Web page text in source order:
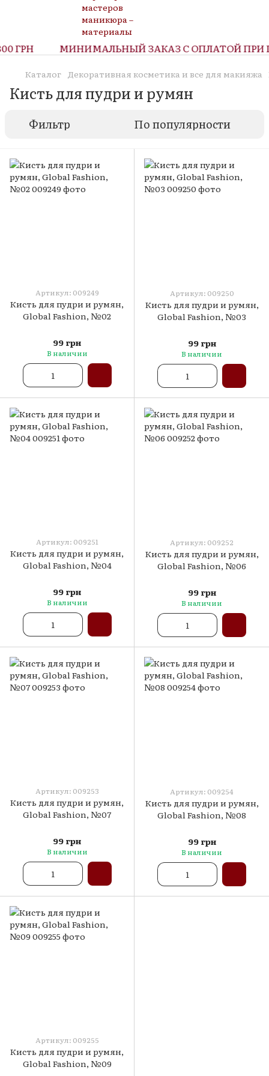
ГРН МИНИМАЛЬНЫЙ ЗАКАЗ С ОПЛАТОЙ ПРИ
Каталог Декоративная косметика и все для макияжа
Кисть для пудри и румян
Фильтр По популярности
Артикул: 009249
Кисть для пудри и румян,
Global Fashion, №02
99 грн
В наличии
Артикул: 009250
Кисть для пудри и румян,
Global Fashion, №03
99 грн
В наличии
Артикул: 009251
Кисть для пудри и румян,
Global Fashion, №04
99 грн
В наличии
Артикул: 009252
Кисть для пудри и румян,
Global Fashion, №06
99 грн
В наличии
Артикул: 009253
Кисть для пудри и румян,
Global Fashion, №07
99 грн
В наличии
Артикул: 009254
Кисть для пудри и румян,
Global Fashion, №08
99 грн
В наличии
Артикул: 009255
Кисть для пудри и румян,
Global Fashion, №09